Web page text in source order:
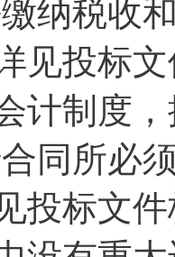
纳税收
见投标
计制度
同所必
投标文